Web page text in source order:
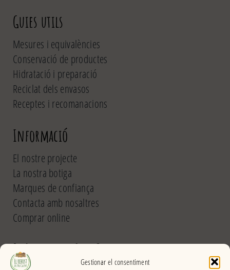
Gestionar el consentiment
Guies utils
Mesures i equivalències
Conservació de productes
Hidratació i preparació
Reciclat dels envasos
Receptes i recomanacions
Informació
El nostre projecte
La nostra botiga
Marques de confiança
Contacta amb nosaltres
Comprar online
El Rebost del Pou Calent